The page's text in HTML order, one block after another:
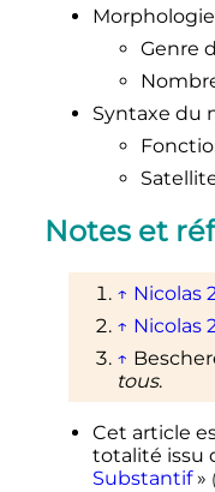
Genre
Syntaxe du
Notes et
↑ Nicolas
↑ Nicolas
↑
tous.
Cet article
totalité issu
Substantif»